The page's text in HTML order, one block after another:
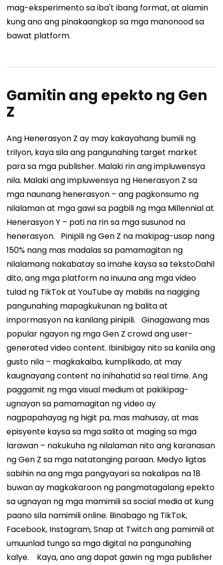
mag-eksperimento sa iba't ibang format, at alamin
kung ano ang pinakaangkop sa mga manonood sa
bawat platform.
Gamitin ang epekto ng Gen
Z
Ang Henerasyon Z ay may kakayahang bumili ng
trilyon, kaya sila ang pangunahing target market
para sa mga publisher. Malaki rin ang impluwensya
nila. Malaki ang impluwensya ng Henerasyon Z sa
mga naunang henerasyon – ang pagkonsumo ng
nilalaman at mga gawi sa pagbili ng mga Millennial at
Henerasyon Y – pati na rin sa mga susunod na
henerasyon.
Pinipili ng Gen Z na makipag-usap nang
150% nang mas madalas sa pamamagitan ng
nilalamang nakabatay sa imahe kaysa sa tekstoDahil
dito, ang mga platform na inuuna ang mga video
tulad ng TikTok at YouTube ay mabilis na nagiging
pangunahing mapagkukunan ng balita at
impormasyon na kanilang pinipili. Ginagawang mas
popular ngayon ng mga Gen Z crowd ang user-
generated video content. Ibinibigay nito sa kanila ang
gusto nila – magkakaiba, kumplikado, at may
kaugnayang content na inihahatid sa real time. Ang
paggamit ng mga visual medium at pakikipag-
ugnayan sa pamamagitan ng video ay
nagpapahayag ng higit pa, mas mahusay, at mas
episyente kaysa sa mga salita at maging sa mga
larawan – nakukuha ng nilalaman nito ang karanasan
ng Gen Z sa mga natatanging paraan. Medyo ligtas
sabihin na ang mga pangyayari sa nakalipas na 18
buwan ay magkakaroon ng pangmatagalang epekto
sa ugnayan ng mga mamimili sa social media at kung
paano sila namimili online. Binabago ng TikTok,
Facebook, Instagram, Snap at Twitch ang pamimili at
umuunlad tungo sa mga digital na pangunahing
kalye.
Kaya, ano ang dapat gawin ng mga publisher